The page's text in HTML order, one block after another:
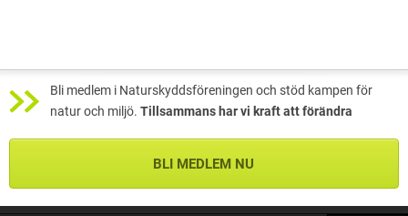
Bli medlem i Naturskyddsföreningen och stöd kampen för
natur och miljö. Tillsammans har vi kraft att förändra
BLI MEDLEM NU